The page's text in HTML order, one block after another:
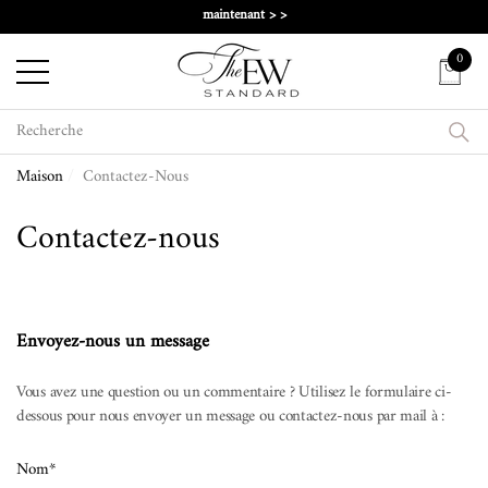
maintenant > >
Réservez un cours avec Self-Made Beauty Skl - Réservez maintenant >
Nous prenons des réservations pour les mariages pour 2024 - Réservez
maintenant > >
Réservez un cours avec Self-Made Beauty Skl - Réservez maintenant >
0
0
Maison Contactez-Nous
Contactez-nous
Envoyez-nous un message
Vous avez une question ou un commentaire ? Utilisez le formulaire ci-
dessous pour nous envoyer un message ou contactez-nous par mail à :
Nom*